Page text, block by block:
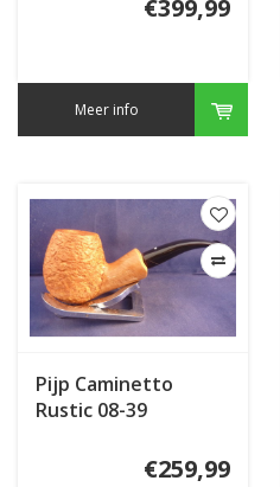
€399,99
Meer info
Pijp Caminetto
Rustic 08-39
€259,99